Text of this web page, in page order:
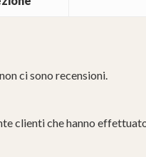
ci sono recensioni.
clienti che hanno